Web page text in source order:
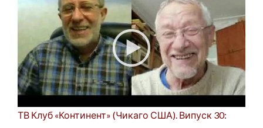
ТВ Клуб «Континент» (Чикаго США). Випуск 30: